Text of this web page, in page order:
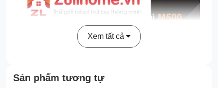
Xem tất cả
Sản phẩm tương tự